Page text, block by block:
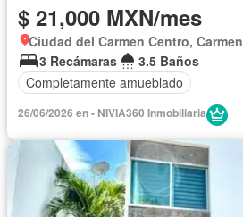
$ 21,000 MXN/mes
Ciudad del Carmen Centro, Carmen
3 Recámaras
3.5 Baños
Completamente amueblado
26/06/2026 en - NIVIA360 Inmobiliaria